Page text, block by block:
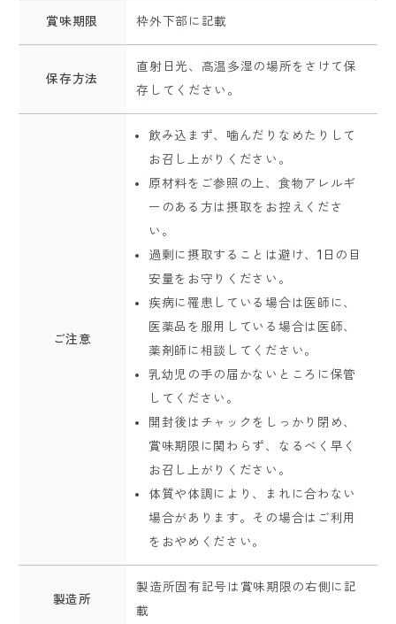
賞味期限 枠外下部に記載
保存方法
直射日光、高温多湿の場所をさけて保
存してください。
ご注意
飲み込まず、噛んだりなめたりして
お召し上がりください。
原材料をご参照の上、食物アレルギ
ーのある方は摂取をお控えくださ
い。
過剰に摂取することは避け、1日の目
安量をお守りください。
疾病に罹患している場合は医師に、
医薬品を服用している場合は医師、
薬剤師に相談してください。
乳幼児の手の届かないところに保管
してください。
開封後はチャックをしっかり閉め、
賞味期限に関わらず、なるべく早く
お召し上がりください。
体質や体調により、まれに合わない
場合があります。その場合はご利用
をおやめください。
製造所
製造所固有記号は賞味期限の右側に記
載